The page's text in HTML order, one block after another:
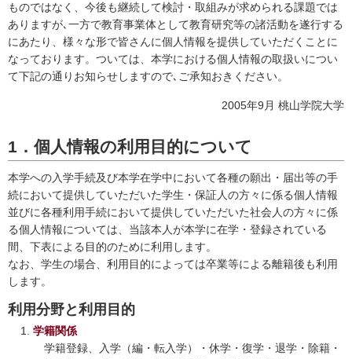
ものではなく、今後も継続して検討・取組みが求められる課題では
ありますが､一方で教育事業体として教育研究等の諸活動を遂行する
にあたり、様々な形で皆さんに個人情報を提供していただくことに
なっております。ついては、本学における個人情報の取扱いについ
て下記の通りお知らせしますので､ご承知おきください。
2005年9月 桃山学院大学
1．個人情報の利用目的について
本学への入学手続及び本学在学中において各種の願出・届出等の手
続において提供していただいた学生・保証人の方々に係る個人情報
並びに各種利用手続において提供していただいた社会人の方々に係
る個人情報については、当該本人が本学に在学・登録されている
間、下表による目的のために利用します。
なお、学生の場合、利用目的によっては卒業等による離籍後も利用
します。
利用分野と利用目的
学籍関係
学籍登録、入学（編・転入学）・休学・復学・退学・除籍・